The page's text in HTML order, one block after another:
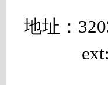
地址：